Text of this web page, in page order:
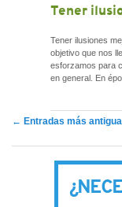
Tener
Tener ilusiones
objetivo que nos
esforzamos para
en general. En
Navegación
entradas
← Entradas más